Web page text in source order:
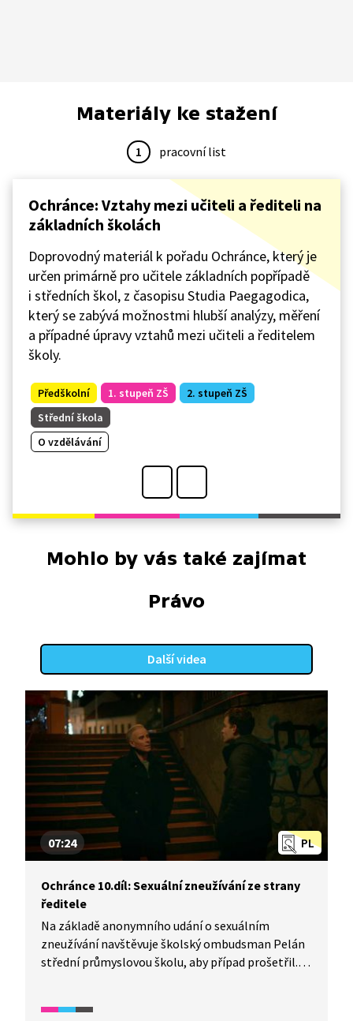
Materiály ke stažení
1 pracovní list
Ochránce: Vztahy mezi učiteli a řediteli na
základních školách
Doprovodný materiál k pořadu Ochránce, který je
určen primárně pro učitele základních popřípadě
i středních škol, z časopisu Studia Paegagodica,
který se zabývá možnostmi hlubší analýzy, měření
a případné úpravy vztahů mezi učiteli a ředitelem
školy.
Předškolní 1. stupeň ZŠ
2. stupeň ZŠ
Střední škola
O vzdělávání
Mohlo by vás také zajímat
Právo
Další videa
PL
07:24
Ochránce 10.díl: Sexuální zneužívání ze strany
ředitele
Na základě anonymního udání o sexuálním
zneužívání navštěvuje školský ombudsman Pelán
střední průmyslovou školu, aby případ prošetřil.
dlouholetý kamarád a současný ředitel zdejší školy